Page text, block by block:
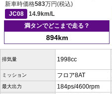
新車時価格583万円(税込)
JC08
14.9km/L
満タンでどこまで走る？
894km
排気量 1998cc
ミッション フロア8AT
最大出力 184ps/4600rpm